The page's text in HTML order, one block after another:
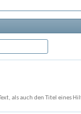
als auch den Titel eines